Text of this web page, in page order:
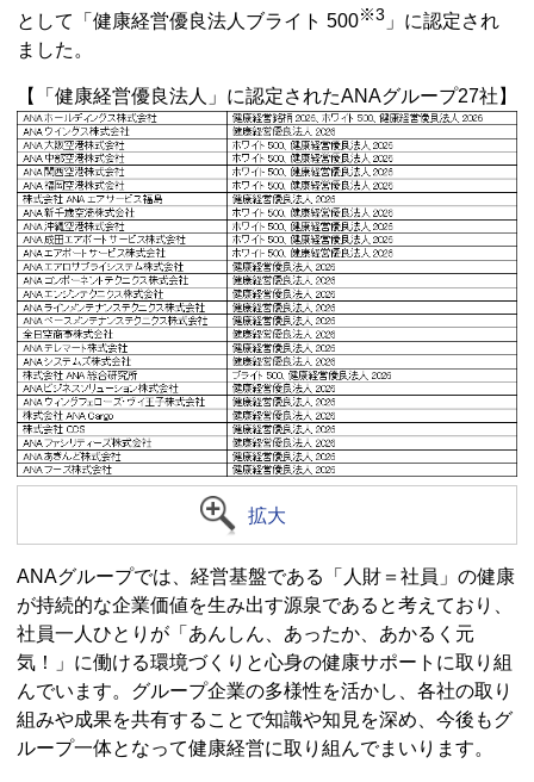
として「健康経営優良法人ブライト 500※3 」に認定され
ました。
【「健康経営優良法人」に認定されたANAグループ27社】
拡大
ANAグループでは、経営基盤である「人財＝社員」の健康
が持続的な企業価値を生み出す源泉であると考えており、
社員一人ひとりが「あんしん、あったか、あかるく元
気！」に働ける環境づくりと心身の健康サポートに取り組
んでいます。グループ企業の多様性を活かし、各社の取り
組みや成果を共有することで知識や知見を深め、今後もグ
ループ一体となって健康経営に取り組んでまいります。